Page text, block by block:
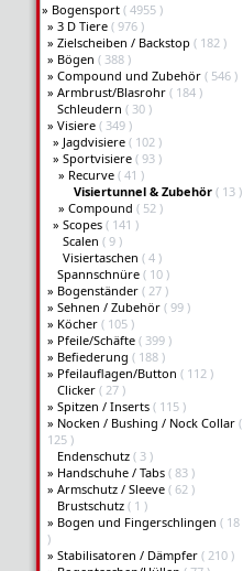
» Bogensport ( 4955 )
» 3 D Tiere ( 976 )
» Zielscheiben / Backstop ( 182 )
» Bögen ( 388 )
» Compound und Zubehör ( 546 )
» Armbrust/Blasrohr ( 184 )
Schleudern ( 30 )
» Visiere ( 349 )
» Jagdvisiere ( 102 )
» Sportvisiere ( 93 )
» Recurve ( 41 )
Visiertunnel & Zubehör ( 13 )
» Compound ( 52 )
» Scopes ( 141 )
Scalen ( 9 )
Visiertaschen ( 4 )
Spannschnüre ( 10 )
» Bogenständer ( 27 )
» Sehnen / Zubehör ( 99 )
» Köcher ( 105 )
» Pfeile/Schäfte ( 399 )
» Befiederung ( 188 )
» Pfeilauflagen/Button ( 112 )
Clicker ( 27 )
» Spitzen / Inserts ( 115 )
» Nocken / Bushing / Nock Collar (
125 )
Endenschutz ( 3 )
» Handschuhe / Tabs ( 83 )
» Armschutz / Sleeve ( 62 )
Brustschutz ( 1 )
» Bogen und Fingerschlingen ( 18
)
» Stabilisatoren / Dämpfer ( 210 )